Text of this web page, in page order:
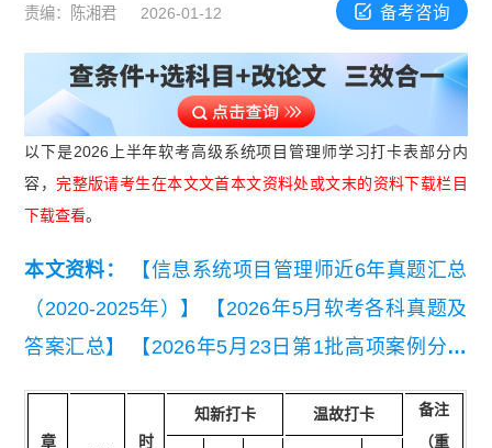
责编：陈湘君 2026-01-12 备考咨询
以下是2026上半年软考高级系统项目管理师学习打卡表部分内
容，完整版请考生在本文文首本文资料处或文末的资料下载栏目
下载查看。
本文资料：
【信息系统项目管理师近6年真题汇总
（2020-2025年）】
【2026年5月软考各科真题及
答案汇总】
【2026年5月23日第1批高项案例分析
真题(考生回忆版)】 【2026年5月23日第1批高项综
合知识真题(考生回忆版).pdf】
【2026年5月高项第
章
时
知新打卡 温故打卡
备注
（重